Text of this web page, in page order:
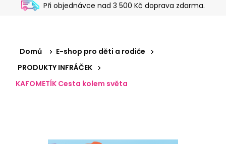
Při objednávce nad 3 500 Kč doprava zdarma.
Domů
E-shop pro děti a rodiče
PRODUKTY INFRÁČEK
KAFOMETÍK Cesta kolem světa